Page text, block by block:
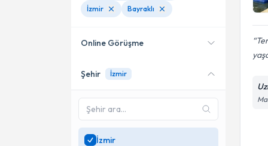
İzmir
Bayraklı
Online Görüşme
Online danışmanlık sunan
Sadeceİzmir
uzman ara
Şehir İzmir
İzmir